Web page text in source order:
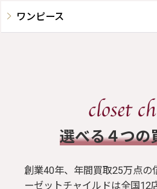
ワンピース
選べる４つの
創業40年、年間買取25万点の
ーゼットチャイルドは全国12